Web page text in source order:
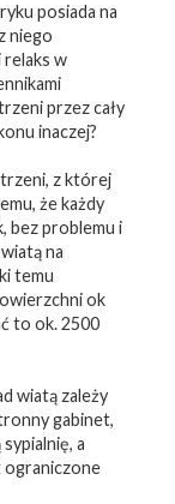
posiada na
niego
relaks w
przez cały
inaczej?
z której
że każdy
bez problemu i
na
temu
ok
to ok. 2500
wiatą zależy
gabinet,
a
ograniczone